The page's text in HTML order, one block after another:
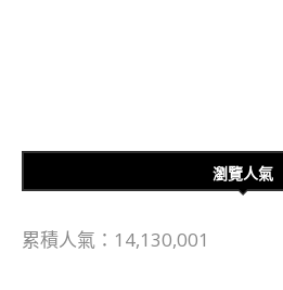
瀏覽人氣
累積人氣：14,130,001